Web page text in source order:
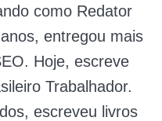
como Redator
entregou mais
Hoje, escreve
Trabalhador.
escreveu livros